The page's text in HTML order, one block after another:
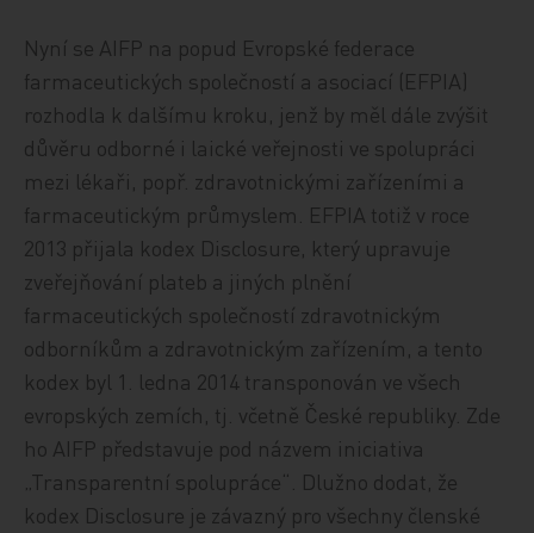
Nyní se AIFP na popud Evropské federace
farmaceutických společností a asociací (EFPIA)
rozhodla k dalšímu kroku, jenž by měl dále zvýšit
důvěru odborné i laické veřejnosti ve spolupráci
mezi lékaři, popř. zdravotnickými zařízeními a
farmaceutickým průmyslem. EFPIA totiž v roce
2013 přijala kodex Disclosure, který upravuje
zveřejňování plateb a jiných plnění
farmaceutických společností zdravotnickým
odborníkům a zdravotnickým zařízením, a tento
kodex byl 1. ledna 2014 transponován ve všech
evropských zemích, tj. včetně České republiky. Zde
ho AIFP představuje pod názvem iniciativa
„Transparentní spolupráce“. Dlužno dodat, že
kodex Disclosure je závazný pro všechny členské